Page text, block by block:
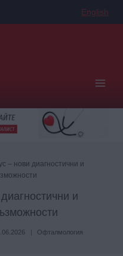
English
– нови диагностични и
и
Офталмология